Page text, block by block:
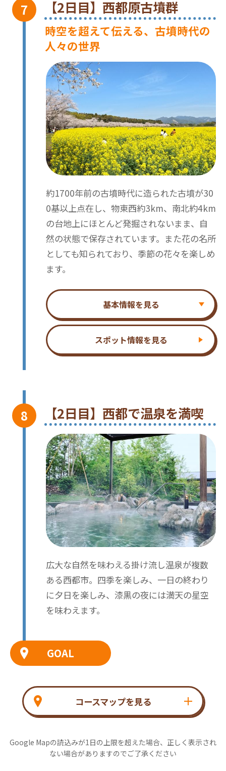
【2日目】西都原古墳群
時空を超えて伝える、古墳時代の
人々の世界
約1700年前の古墳時代に造られた古墳が30
0基以上点在し、物東西約3km、南北約4km
の台地上にほとんど発掘されないまま、自
然の状態で保存されています。また花の名所
としても知られており、季節の花々を楽しめ
ます。
基本情報を見る
スポット情報を見る
【2日目】西都で温泉を満喫
広大な自然を味わえる掛け流し温泉が複数
ある西都市。四季を楽しみ、一日の終わり
に夕日を楽しみ、漆黒の夜には満天の星空
を味わえます。
GOAL
コースマップを見る
Google Mapの読込みが1日の上限を超えた場合、正しく表示され
ない場合がありますのでご了承ください